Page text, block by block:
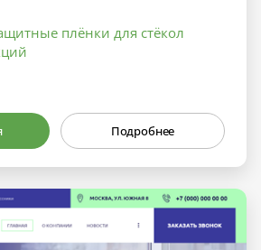
плёнки для стёкол
Подробнее